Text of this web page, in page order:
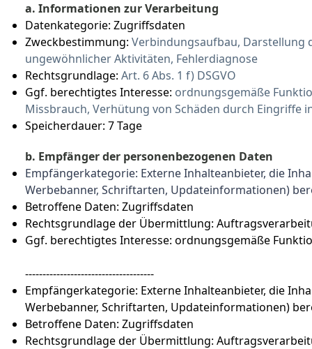
a. Informationen zur Verarbeitung
Datenkategorie: Zugriffsdaten
Zweckbestimmung: Verbindungsaufbau, Darstellung
ungewöhnlicher Aktivitäten, Fehlerdiagnose
Rechtsgrundlage: Art. 6 Abs. 1 f) DSGVO
Ggf. berechtigtes Interesse: ordnungsgemäße
Missbrauch, Verhütung von Schäden durch Eingriffe
Speicherdauer: 7 Tage
b. Empfänger der personenbezogenen Daten
Empfängerkategorie: Externe Inhalteanbieter, die
Werbebanner, Schriftarten, Updateinformationen)
Betroffene Daten: Zugriffsdaten
Rechtsgrundlage der Übermittlung:
Ggf. berechtigtes Interesse: ordnungsgemäße
-------------------------------------
Empfängerkategorie: Externe Inhalteanbieter, die
Werbebanner, Schriftarten, Updateinformationen)
Betroffene Daten: Zugriffsdaten
Rechtsgrundlage der Übermittlung: